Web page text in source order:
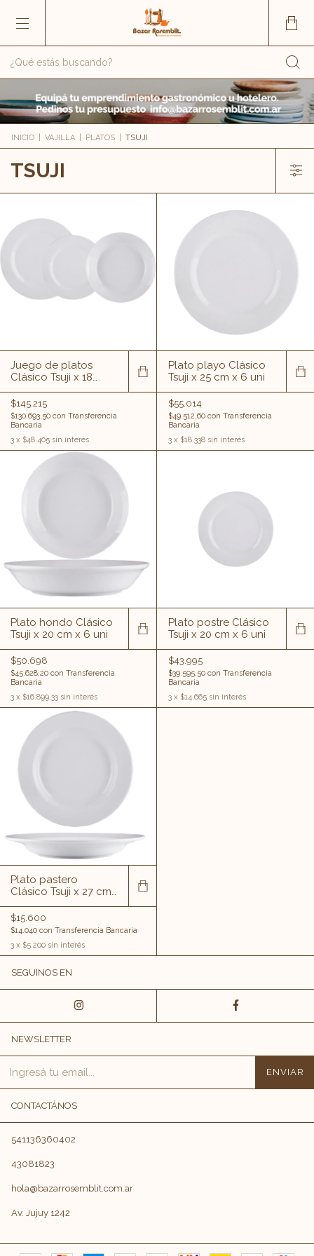
INICIO VAJILLA PLATOS TSUJI
TSUJI
Juego de platos
Clásico Tsuji x 18
6 hondos. 6 postre)
$145.215
$130.693,50 con Transferencia
Bancaria
3 x $48.405 sin interés
Plato playo Clásico
Tsuji x 25 cm x 6 uni
$55.014
$49.512,60 con Transferencia
Bancaria
3 x $18.338 sin interés
Plato hondo Clásico
Tsuji x 20 cm x 6 uni
$50.698
$45.628,20 con Transferencia
Bancaria
3 x $16.899,33 sin interés
Plato postre Clásico
Tsuji x 20 cm x 6 uni
$43.995
$39.595,50 con Transferencia
Bancaria
3 x $14.665 sin interés
Plato pastero
Clásico Tsuji x 27 cm
$15.600
$14.040 con Transferencia Bancaria
3 x $5.200 sin interés
SEGUINOS EN
NEWSLETTER
CONTACTÁNOS
541136360402
43081823
hola@bazarrosemblit.com.ar
Av. Jujuy 1242